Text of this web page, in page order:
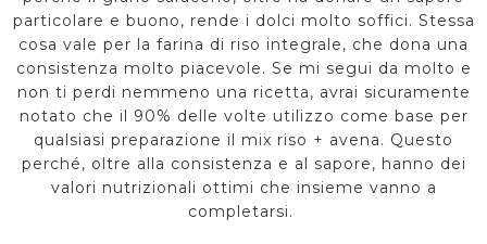
particolare e buono, rende i dolci molto soffici. Stessa
cosa vale per la farina di riso integrale, che dona una
consistenza molto piacevole. Se mi segui da molto e
non ti perdi nemmeno una ricetta, avrai sicuramente
notato che il 90% delle volte utilizzo come base per
qualsiasi preparazione il mix riso + avena. Questo
perché, oltre alla consistenza e al sapore, hanno dei
valori nutrizionali ottimi che insieme vanno a
completarsi.